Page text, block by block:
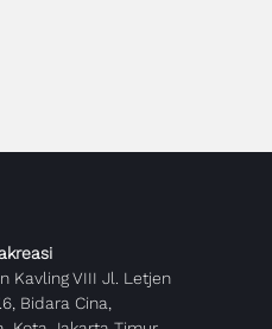
Kavling VIII Jl. Letjen
Bidara Cina,